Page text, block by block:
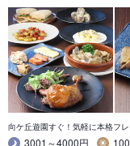
向ケ丘遊園すぐ！気軽に本格フ
3001～4000円